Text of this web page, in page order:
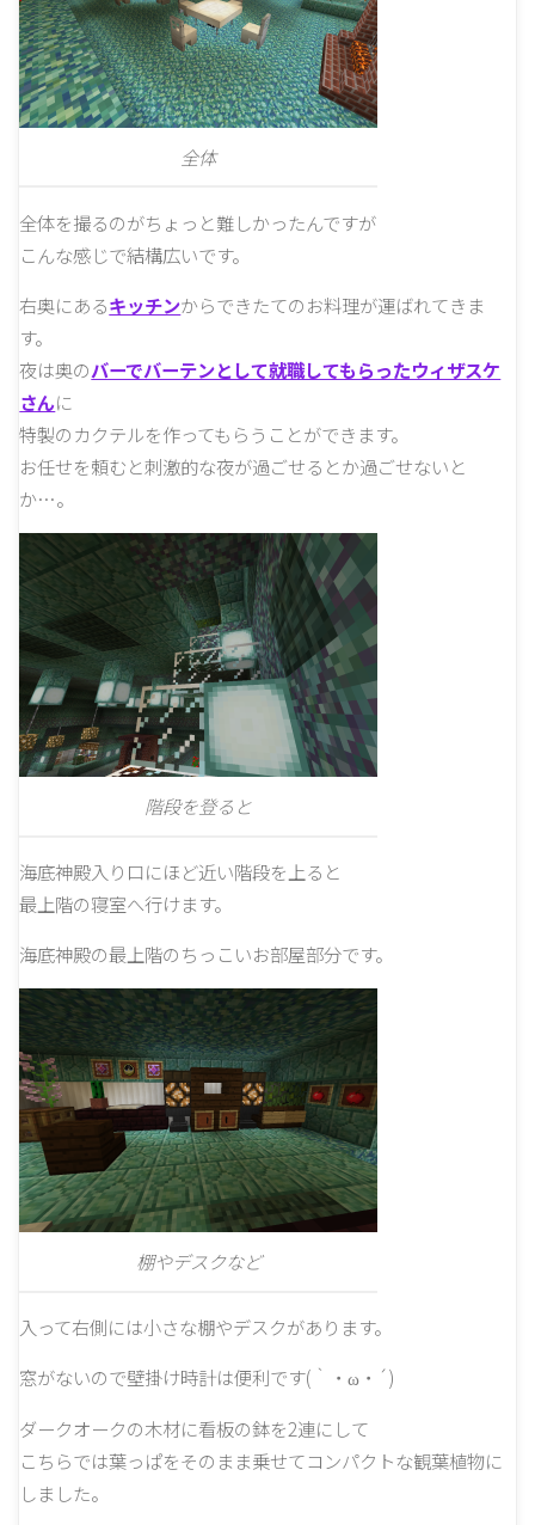
全体
全体を撮るのがちょっと難しかったんですが
こんな感じで結構広いです。
右奥にあるキッチンからできたてのお料理が運ばれてきま
す。
夜は奥のバーでバーテンとして就職してもらったウィザスケ
さんに
特製のカクテルを作ってもらうことができます。
お任せを頼むと刺激的な夜が過ごせるとか過ごせないと
か…。
階段を登ると
海底神殿入り口にほど近い階段を上ると
最上階の寝室へ行けます。
海底神殿の最上階のちっこいお部屋部分です。
棚やデスクなど
入って右側には小さな棚やデスクがあります。
窓がないので壁掛け時計は便利です(｀・ω・´)
ダークオークの木材に看板の鉢を2連にして
こちらでは葉っぱをそのまま乗せてコンパクトな観葉植物に
しました。